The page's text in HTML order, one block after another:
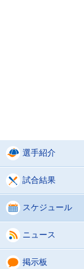
選手紹介
試合結果
スケジュール
ニュース
掲示板